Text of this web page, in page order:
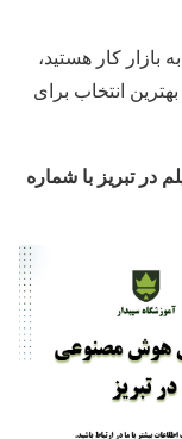
بازار کار هستید،
انتخاب برای
در تبریز با شماره